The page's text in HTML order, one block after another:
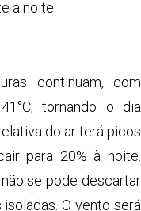
a noite.
continuam, com
tornando o dia
do ar terá picos
para 20% à noite.
se pode descartar
O vento será